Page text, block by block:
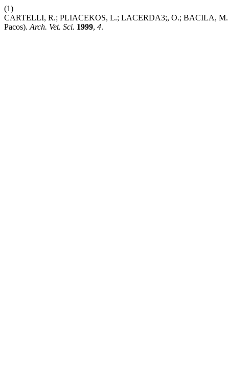
(1)
CARTELLI, R.; PLIACEKOS, L.; LACERDA3;, O.; BACILA,
Pacos). Arch. Vet. Sci. 1999, 4.